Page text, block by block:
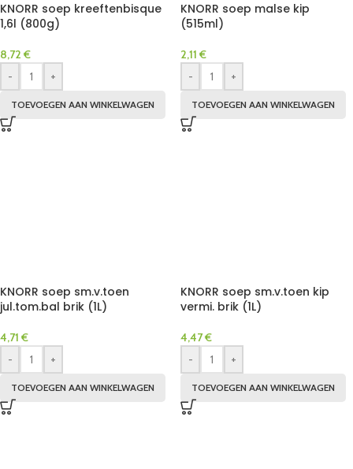
KNORR soep kreeftenbisque
1,6l (800g)
8,72 €
-
+
TOEVOEGEN AAN WINKELWAGEN
KNORR soep malse kip
(515ml)
2,11 €
-
+
TOEVOEGEN AAN WINKELWAGEN
KNORR soep sm.v.toen
jul.tom.bal brik (1L)
4,71 €
-
+
TOEVOEGEN AAN WINKELWAGEN
KNORR soep sm.v.toen kip
vermi. brik (1L)
4,47€
-
+
TOEVOEGEN AAN WINKELWAGEN